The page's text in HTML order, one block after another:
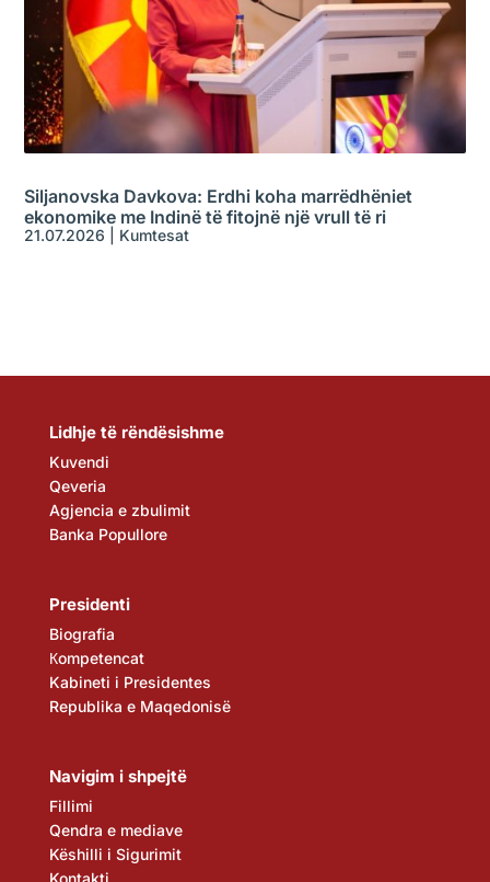
Siljanovska Davkova: Erdhi koha marrëdhëniet
ekonomike me Indinë të fitojnë një vrull të ri
21.07.2026 Kumtesat
Lidhje të rëndësishme
Kuvendi
Qeveria
Agjencia e zbulimit
Banka Popullore
Presidenti
Biografia
Кompetencat
Kabineti i Presidentes
Republika e Maqedonisë
Navigim i shpejtë
Fillimi
Qendra e mediave
Këshilli i Sigurimit
Kontakti